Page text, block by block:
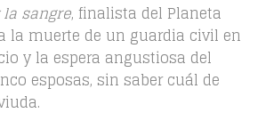
sangre, finalista del Planeta
la muerte de un guardia civil en
y la espera angustiosa del
esposas, sin saber cuál de